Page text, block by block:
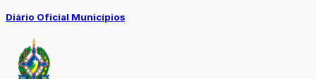
Diário Oficial Municípios